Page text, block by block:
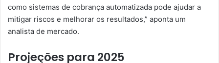
como sistemas de cobrança automatizada pode ajudar a
mitigar riscos e melhorar os resultados,” aponta um
analista de mercado.
Projeções para 2025